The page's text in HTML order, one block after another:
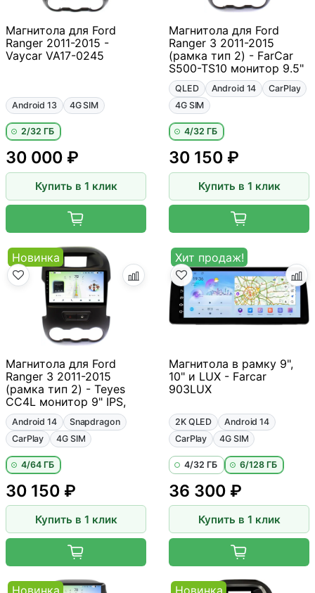
Магнитола для Ford
Ranger 2011-2015 -
Vaycar VA17-0245
Android 13 4G SIM
2/32 ГБ
30 000 ₽
Купить в 1 клик
Магнитола для Ford
Ranger 3 2011-2015
(рамка тип 2) - FarCar
S500-TS10 монитор 9.5"
QLED Android 14
CarPlay
4G SIM
4/32 ГБ
30 150 ₽
Купить в 1 клик
Новинка
Магнитола для Ford
Ranger 3 2011-2015
(рамка тип 2) - Teyes
CC4L монитор 9" IPS,
Android 14
Snapdragon
CarPlay
4G SIM
4/64 ГБ
30 150 ₽
Купить в 1 клик
Хит продаж!
Магнитола в рамку 9",
10" и LUX - Farcar
903LUX
2K QLED
Android 14
CarPlay
4G SIM
4/32 ГБ 6/128 ГБ
36 300 ₽
Купить в 1 клик